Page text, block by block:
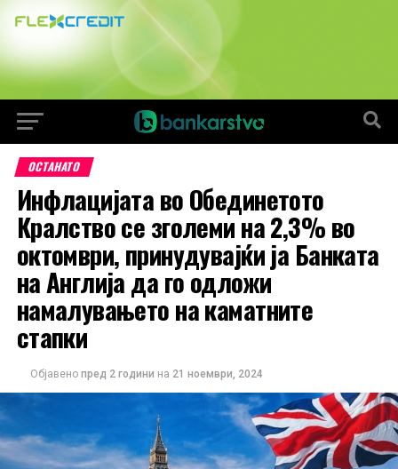
ОСТАНАТО
Инфлацијата во Обединетото
Кралство се зголеми на 2,3% во
октомври, принудувајќи ја Банката
на Англија да го одложи
намалувањето на каматните
стапки
Објавено пред 2 години на 21 ноември, 2024